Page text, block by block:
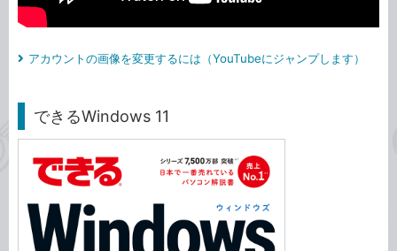
アカウントの画像を変更するには（YouTubeにジャンプします）
できるWindows 11